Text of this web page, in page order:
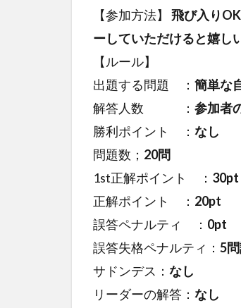
【参加方法】 飛び入りOK
ーしていただけると嬉し
【ルール】
出題する問題 ： 簡単な
解答人数 ： 参加者
勝利ポイント ： なし
問題数； 20問
1st正解ポイント ： 30pt
正解ポイント ： 20pt
誤答ペナルティ ： 0pt
誤答失格ペナルティ： 5問
サドンデス： なし
リーダーの解答： なし